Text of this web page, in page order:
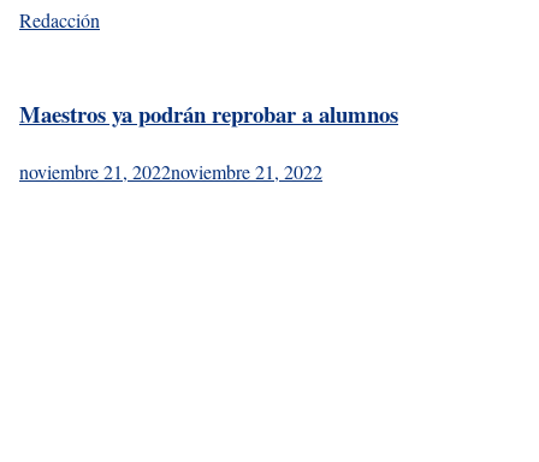
Redacción
Maestros ya podrán reprobar a alumnos
noviembre 21, 2022noviembre 21, 2022